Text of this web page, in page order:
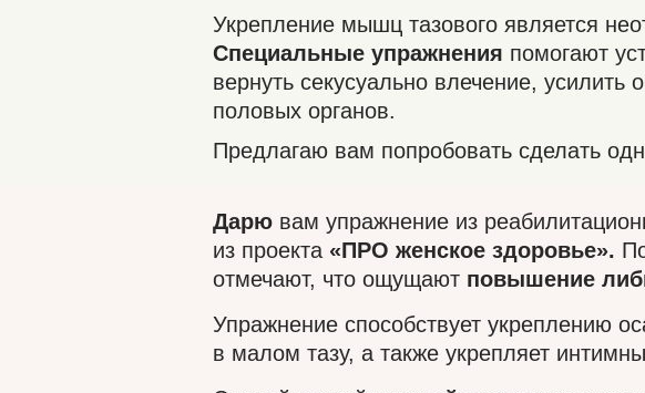
Укрепление мышц тазового является
Специальные упражнения помогают
вернуть секусуально влечение,
половых органов.
Предлагаю вам попробовать сделать
Дарю вам упражнение из
из проекта «ПРО женское здоровье».
отмечают, что ощущают повышение
Упражнение способствует укреплению
в малом тазу, а также укрепляет